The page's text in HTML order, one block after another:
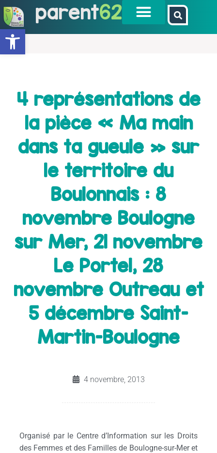
Ouvrir la barre d’outils
parent62
4 représentations de
la pièce « Ma main
dans ta gueule » sur
le territoire du
Boulonnais : 8
novembre Boulogne
sur Mer, 21 novembre
Le Portel, 28
novembre Outreau et
5 décembre Saint-
Martin-Boulogne
4 novembre, 2013
Organisé par le Centre d’Information sur les Droits
des Femmes et des Familles de Boulogne-sur-Mer et